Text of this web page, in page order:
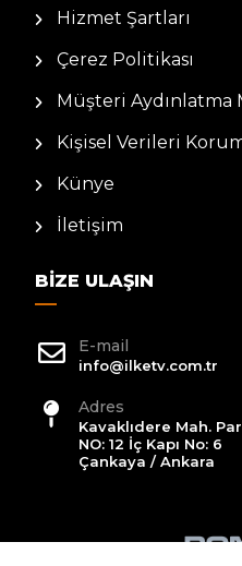
Hizmet Şartları
Çerez Politikası
Müşteri Aydınlatma
Kişisel Verileri
Künye
İletişim
BIZE ULAŞIN
E-mail
info@ilketv.com.tr
Adres
Kavaklıdere Mah.
NO: 12 İç Kapı No: 6
Çankaya / Ankara